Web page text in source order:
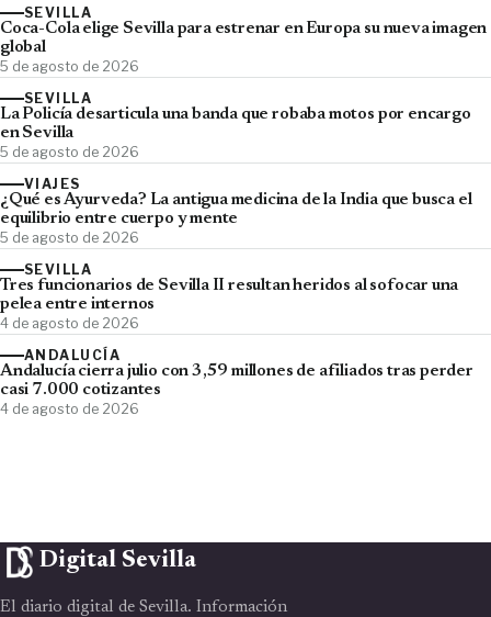
SEVILLA
Coca-Cola elige Sevilla para estrenar en Europa su nueva imagen
global
5 de agosto de 2026
SEVILLA
La Policía desarticula una banda que robaba motos por encargo
en Sevilla
5 de agosto de 2026
VIAJES
¿Qué es Ayurveda? La antigua medicina de la India que busca el
equilibrio entre cuerpo y mente
5 de agosto de 2026
SEVILLA
Tres funcionarios de Sevilla II resultan heridos al sofocar una
pelea entre internos
4 de agosto de 2026
ANDALUCÍA
Andalucía cierra julio con 3,59 millones de afiliados tras perder
casi 7.000 cotizantes
4 de agosto de 2026
Digital Sevilla
El diario digital de Sevilla. Información